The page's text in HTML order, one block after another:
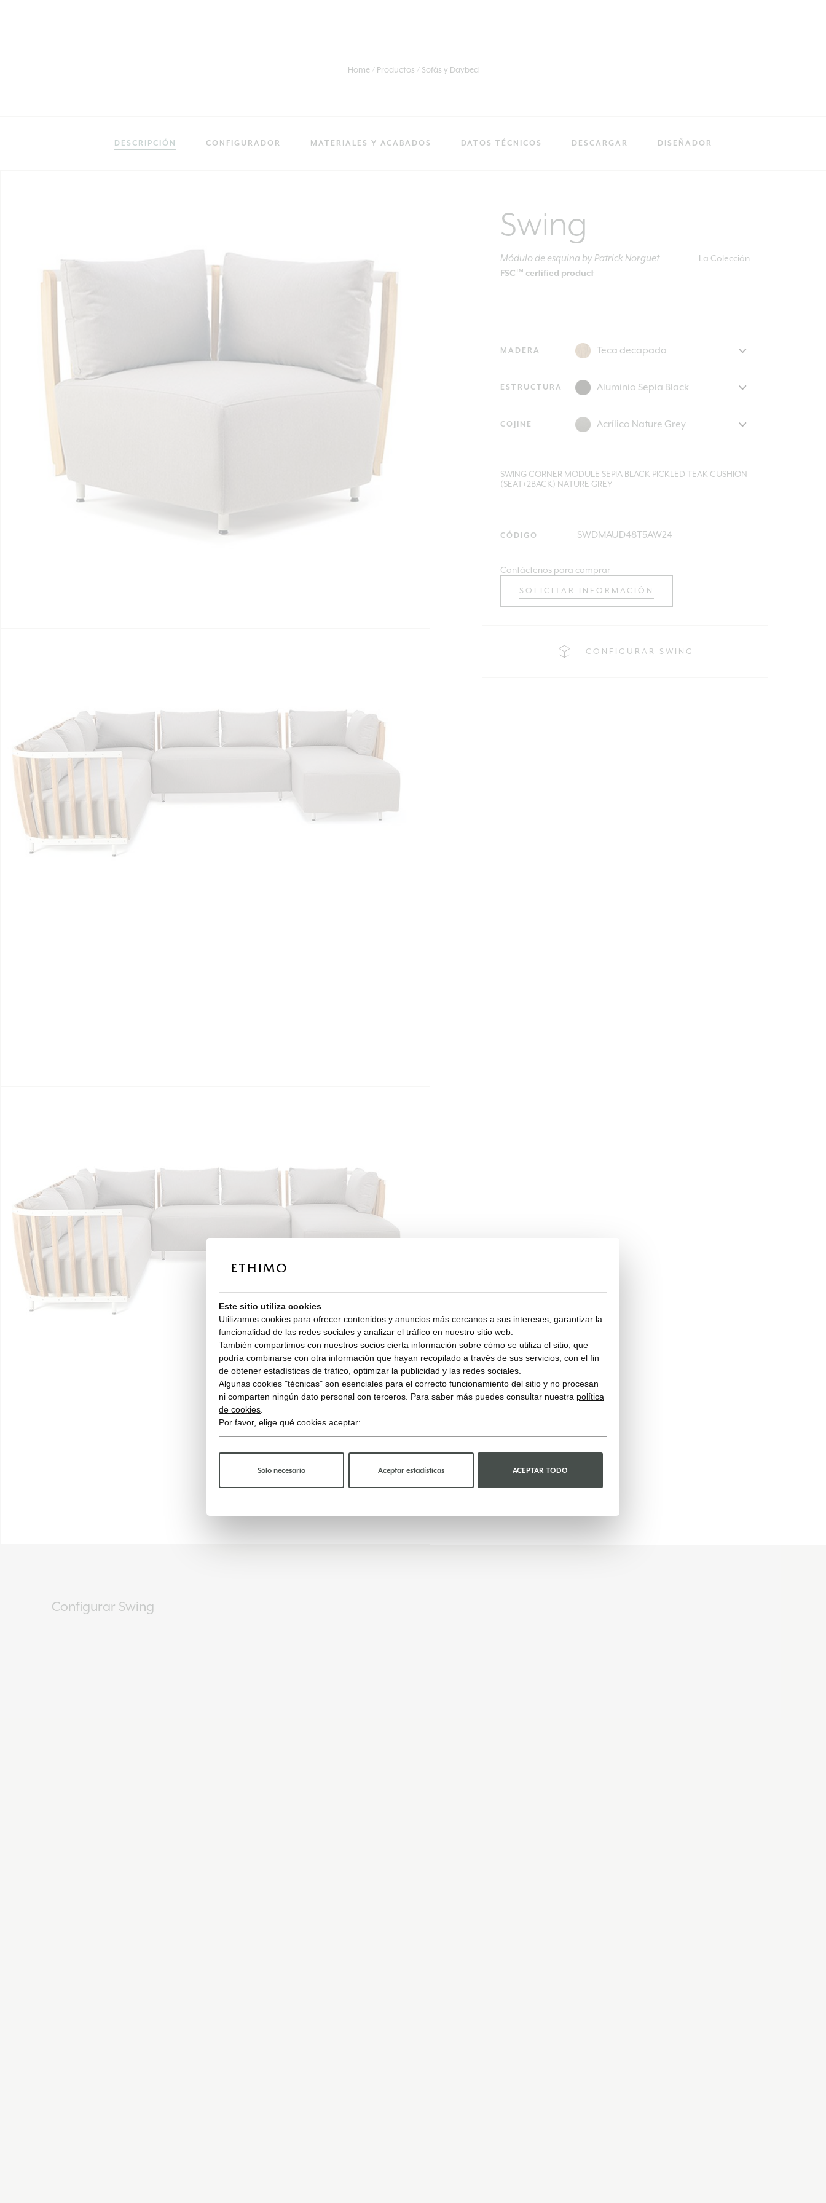
Home Productos Sofás y Daybed
DESCRIPCIÓN CONFIGURADOR MATERIALES Y ACABADOS DATOS TÉCNICOS DESCARGAR DISEÑADOR
Swing
Módulo de esquinabyPatrick Norguet
FSCTM certified product
La Colección
MADERA
ESTRUCTURA
COJINE
SWING CORNER MODULE SEPIA BLACK PICKLED TEAK CUSHION
(SEAT+2BACK) NATURE GREY
CÓDIGO SWDMAUD48T5AW24
Contáctenos para comprar
SOLICITAR INFORMACIÓN
CONFIGURAR SWING
Configurar Swing
Este sitio utiliza cookies
Utilizamos cookies para ofrecer contenidos y anuncios más cercanos a sus intereses, garantizar la
funcionalidad de las redes sociales y analizar el tráfico en nuestro sitio web.
También compartimos con nuestros socios cierta información sobre cómo se utiliza el sitio, que
podría combinarse con otra información que hayan recopilado a través de sus servicios, con el fin
de obtener estadísticas de tráfico, optimizar la publicidad y las redes sociales.
Algunas cookies "técnicas" son esenciales para el correcto funcionamiento del sitio y no procesan
ni comparten ningún dato personal con terceros. Para saber más puedes consultar nuestra política
de cookies.
Por favor, elige qué cookies aceptar:
Sólo necesario Aceptar estadísticas ACEPTAR TODO